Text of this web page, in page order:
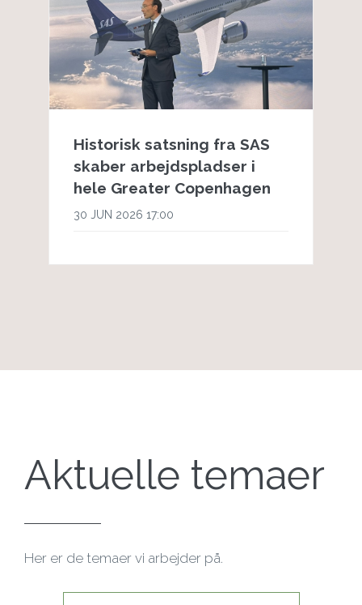
Historisk satsning fra SAS
skaber arbejdspladser i
hele Greater Copenhagen
30 JUN 2026 17:00
Aktuelle temaer
Her er de temaer vi arbejder på.